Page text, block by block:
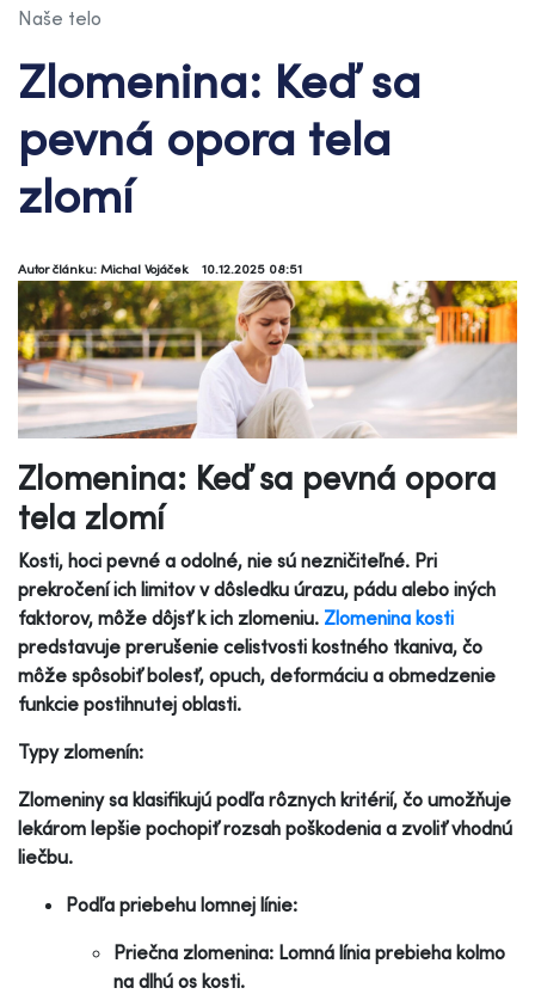
Naše telo
Zlomenina: Keď sa
pevná opora tela
zlomí
Autor článku: Michal Vojáček 10.12.2025 08:51
Zlomenina: Keď sa pevná opora
tela zlomí
Kosti, hoci pevné a odolné, nie sú nezničiteľné. Pri
prekročení ich limitov v dôsledku úrazu, pádu alebo iných
faktorov, môže dôjsť k ich zlomeniu. Zlomenina kosti
predstavuje prerušenie celistvosti kostného tkaniva, čo
môže spôsobiť bolesť, opuch, deformáciu a obmedzenie
funkcie postihnutej oblasti.
Typy zlomenín:
Zlomeniny sa klasifikujú podľa rôznych kritérií, čo umožňuje
lekárom lepšie pochopiť rozsah poškodenia a zvoliť vhodnú
liečbu.
Podľa priebehu lomnej línie:
Priečna zlomenina: Lomná línia prebieha kolmo
na dlhú os kosti.